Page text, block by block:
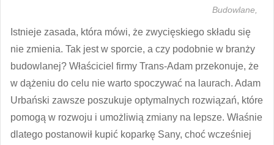
Budowlane,
Istnieje zasada, która mówi, że zwycięskiego składu się
nie zmienia. Tak jest w sporcie, a czy podobnie w branży
budowlanej? Właściciel firmy Trans-Adam przekonuje, że
w dążeniu do celu nie warto spoczywać na laurach. Adam
Urbański zawsze poszukuje optymalnych rozwiązań, które
pomogą w rozwoju i umożliwią zmiany na lepsze. Właśnie
dlatego postanowił kupić koparkę Sany, choć wcześniej